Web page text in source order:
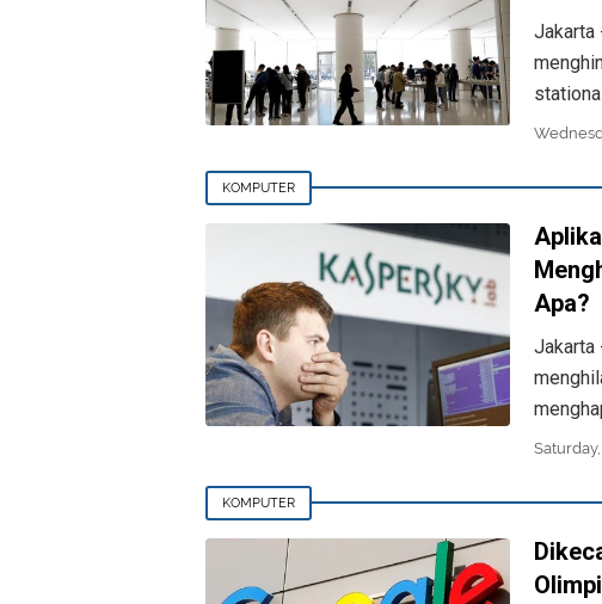
Jakarta
KOMPUTER
Apa?
Jakarta
KOMPUTER